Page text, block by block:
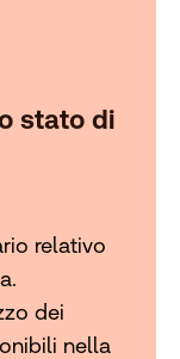
stato di
relativo
dei
nella